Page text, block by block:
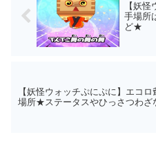
【妖
手場所
ど★
【妖怪ウォッチぷにぷに】エコロ
場所★ステータスやひっさつわざ